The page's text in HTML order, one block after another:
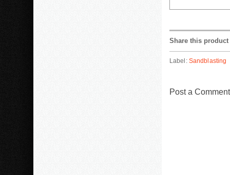
Share this product
Label: Sandblasting
Post a Comment